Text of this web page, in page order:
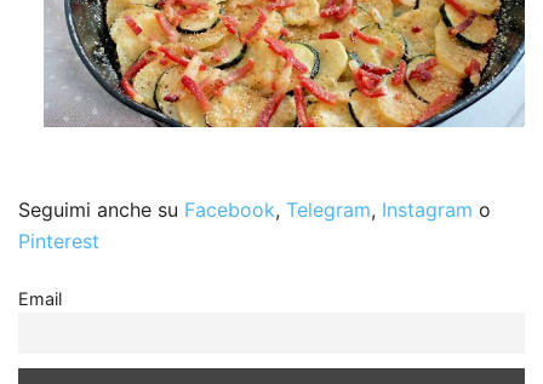
Seguimi anche su Facebook, Telegram, Instagram o
Pinterest
Email